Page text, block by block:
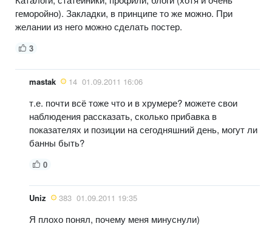
геморойно). Закладки, в принципе то же можно. При
желании из него можно сделать постер.
3
mastak 14 01.09.2011 16:06
т.е. почти всё тоже что и в хрумере? можете свои
наблюдения рассказать, сколько прибавка в
показателях и позиции на сегодняшний день, могут ли
банны быть?
0
Uniz 383 01.09.2011 19:35
Я плохо понял, почему меня минуснули)